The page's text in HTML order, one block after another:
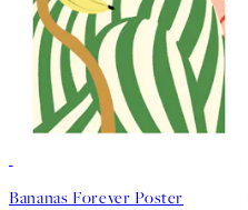
Bananas Forever Poster